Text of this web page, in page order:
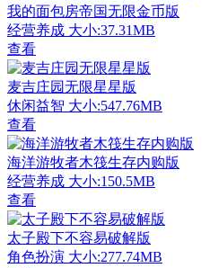
我的面包房帝国无限金币版
经营养成 大小:37.31MB
查看
麦吉庄园无限星星版
休闲益智 大小:547.76MB
查看
海洋游牧者木筏生存内购版
经营养成 大小:150.5MB
查看
太子殿下不容易破解版
角色扮演 大小:277.74MB